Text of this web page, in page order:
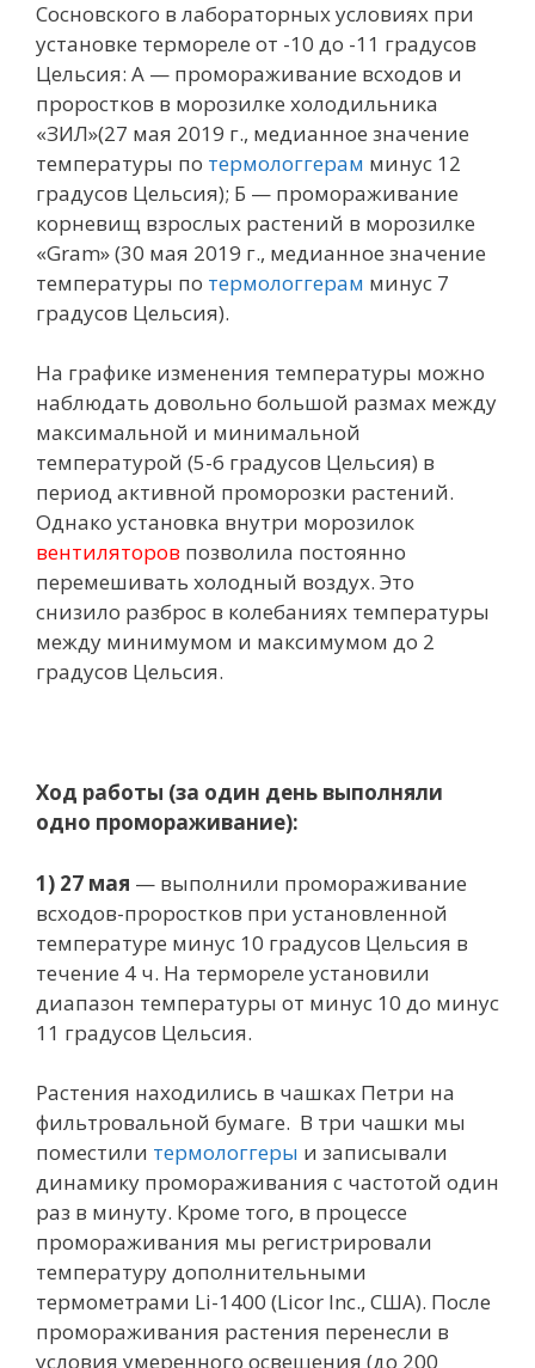
Сосновского в лабораторных условиях при
установке термореле от -10 до -11 градусов
Цельсия: А — промораживание всходов и
проростков в морозилке холодильника
«ЗИЛ»(27 мая 2019 г., медианное значение
температуры по термологгерам минус 12
градусов Цельсия); Б — промораживание
корневищ взрослых растений в морозилке
«Gram» (30 мая 2019 г., медианное значение
температуры по термологгерам минус 7
градусов Цельсия).
На графике изменения температуры можно
наблюдать довольно большой размах между
максимальной и минимальной
температурой (5-6 градусов Цельсия) в
период активной проморозки растений.
Однако установка внутри морозилок
вентиляторов позволила постоянно
перемешивать холодный воздух. Это
снизило разброс в колебаниях температуры
между минимумом и максимумом до 2
градусов Цельсия.
Ход работы (за один день выполняли
одно промораживание):
1) 27 мая — выполнили промораживание
всходов-проростков при установленной
температуре минус 10 градусов Цельсия в
течение 4 ч. На термореле установили
диапазон температуры от минус 10 до минус
11 градусов Цельсия.
Растения находились в чашках Петри на
фильтровальной бумаге. В три чашки мы
поместили термологгеры и записывали
динамику промораживания с частотой один
раз в минуту. Кроме того, в процессе
промораживания мы регистрировали
температуру дополнительными
термометрами Li-1400 (Licor Inc., США). После
промораживания растения перенесли в
условия умеренного освещения (до 200